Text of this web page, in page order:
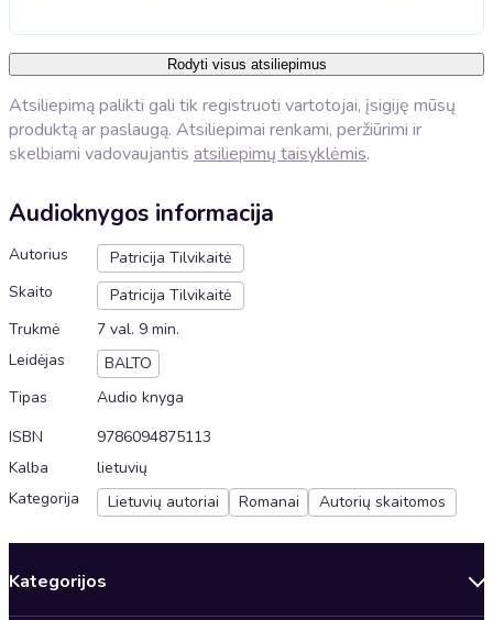
Rodyti visus atsiliepimus
Atsiliepimą palikti gali tik registruoti vartotojai, įsigiję mūsų
produktą ar paslaugą. Atsiliepimai renkami, peržiūrimi ir
skelbiami vadovaujantis atsiliepimų taisyklėmis.
Audioknygos informacija
Autorius
Patricija Tilvikaitė
Skaito
Patricija Tilvikaitė
Trukmė
7 val. 9 min.
Leidėjas
BALTO
Tipas
Audio knyga
ISBN
9786094875113
Kalba
lietuvių
Kategorija
Lietuvių autoriai Romanai Autorių skaitomos
Kategorijos